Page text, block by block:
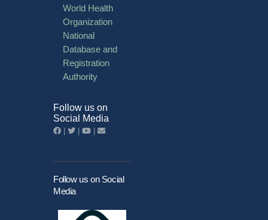
World Health
Organization
National
Database and
Registration
Authority
Follow us on
Social Media
Follow us on Social
Media